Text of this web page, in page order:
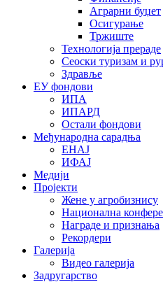
Аграрни буџет
Осигурање
Тржиште
Технологија прераде
Сеоски туризам и
Здравље
ЕУ фондови
ИПА
ИПАРД
Остали фондови
Међународна сарадња
ЕНАЈ
ИФАЈ
Медији
Пројекти
Жене у агробизнису
Национална
Награде и признања
Рекордери
Галерија
Видео галерија
Задругарство